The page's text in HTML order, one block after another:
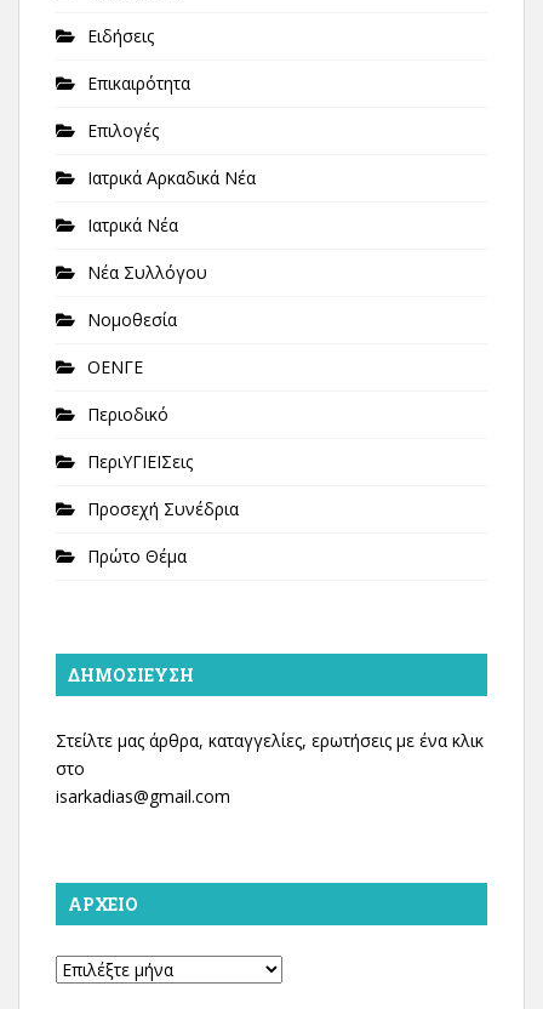
Ειδήσεις
Επικαιρότητα
Επιλογές
Ιατρικά Αρκαδικά Νέα
Ιατρικά Νέα
Νέα Συλλόγου
Νομοθεσία
ΟΕΝΓΕ
Περιοδικό
ΠεριΥΓΙΕΙΣεις
Προσεχή Συνέδρια
Πρώτο Θέμα
ΔΗΜΟΣΊΕΥΣΗ
Στείλτε μας άρθρα, καταγγελίες, ερωτήσεις με ένα κλικ
στο
isarkadias@gmail.com
ΑΡΧΕΊΟ
Αρχείο